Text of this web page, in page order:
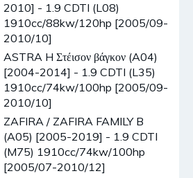
2010] - 1.9 CDTI (L08)
1910cc/88kw/120hp [2005/09-
2010/10]
ASTRA H Στέισον βάγκον (A04)
[2004-2014] - 1.9 CDTI (L35)
1910cc/74kw/100hp [2005/09-
2010/10]
ZAFIRA / ZAFIRA FAMILY B
(A05) [2005-2019] - 1.9 CDTI
(M75) 1910cc/74kw/100hp
[2005/07-2010/12]